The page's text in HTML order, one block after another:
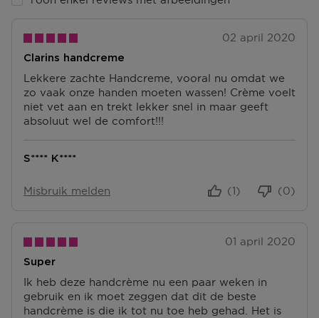
Retourneren
Terugsturen
dagen om deze (gedeeltelijk) terug te sturen of te
herroepen. Na de herroeping heb je dan nog eens 14
dagen de tijd om de producten te retourneren. Om
jouw bestelling te herroepen, kun je contact met ons
opnemen of gebruikmaken van een
Omruilen of terugbrengen in de winkel
een winkel bij jou in de buurt. Hiervoor hoef je geen
Ga naar meer info en FAQ’s over retourneren.
Meer vragen rond bestellen? Die vind je op onze FAQ
pagina.
02 april 2020
Clarins handcreme
Lekkere zachte Handcreme, vooral nu omdat we
zo vaak onze handen moeten wassen! Crème voelt
niet vet aan en trekt lekker snel in maar geeft
absoluut wel de comfort!!!
S**** K****
Misbruik melden (0)
(1)
01 april 2020
Super
Ik heb deze handcrème nu een paar weken in
gebruik en ik moet zeggen dat dit de beste
handcrème is die ik tot nu toe heb gehad. Het is